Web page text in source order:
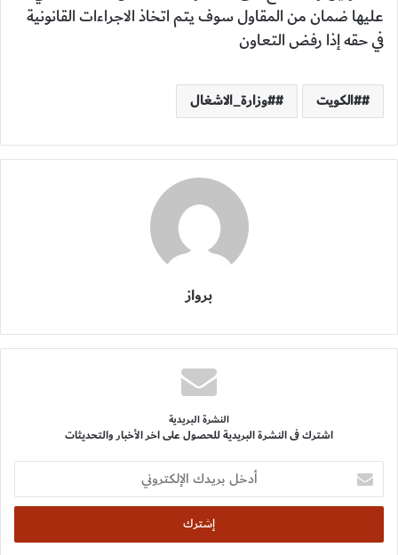
عليها ضمان من المقاول سوف يتم اتخاذ الاجراءات القانونية
في حقه إذا رفض التعاون
#الكويت #وزارة_الاشغال
برواز
النشرة البريدية
اشترك فى النشرة البريدية للحصول على اخر الأخبار والتحديثات
أدخل
بريدك
الإلكتروني